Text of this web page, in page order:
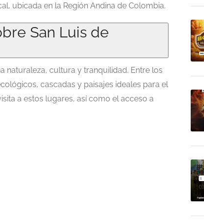
ubicada en la Región Andina de Colombia.
San Luis de
naturaleza, cultura y tranquilidad. Entre los
cascadas y paisajes ideales para el
a estos lugares, así como el acceso a